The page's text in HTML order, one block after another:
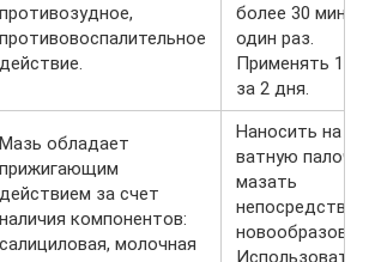
противозудное,
противовоспалительное
действие.
более 30 минут
один раз.
Применять 1
за 2 дня.
Мазь обладает
прижигающим
действием за счет
наличия компонентов:
салициловая, молочная
Наносить на
ватную
мазать
Использовать